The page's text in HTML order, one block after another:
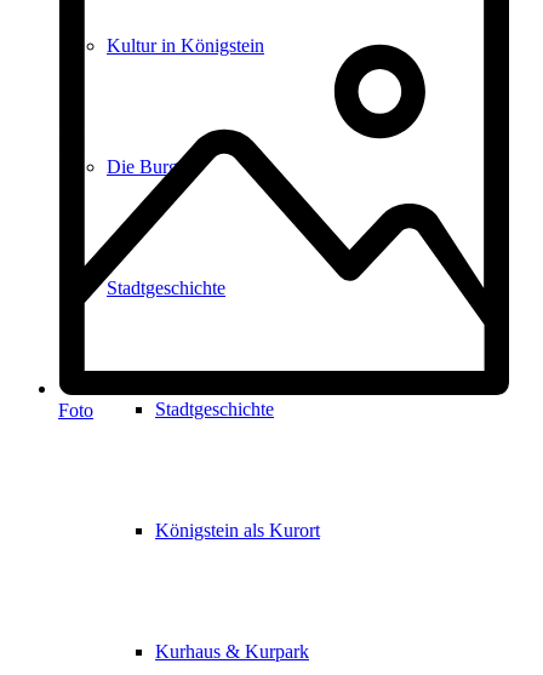
Kultur in Königstein
Die Burgen
Stadtgeschichte
Stadtgeschichte
Königstein als Kurort
Kurhaus & Kurpark
Foto